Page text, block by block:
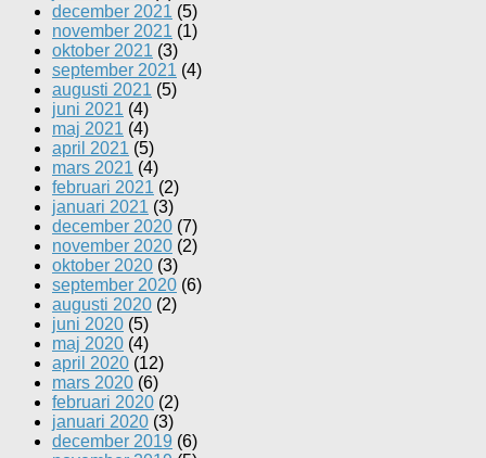
december 2021 (5)
november 2021 (1)
oktober 2021 (3)
september 2021 (4)
augusti 2021 (5)
juni 2021 (4)
maj 2021 (4)
april 2021 (5)
mars 2021 (4)
februari 2021 (2)
januari 2021 (3)
december 2020 (7)
november 2020 (2)
oktober 2020 (3)
september 2020 (6)
augusti 2020 (2)
juni 2020 (5)
maj 2020 (4)
april 2020 (12)
mars 2020 (6)
februari 2020 (2)
januari 2020 (3)
december 2019 (6)